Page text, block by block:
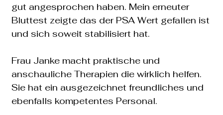
gut angesprochen haben. Mein erneuter
Bluttest zeigte das der PSA Wert gefallen ist
und sich soweit stabilisiert hat.
Frau Janke macht praktische und
anschauliche Therapien die wirklich helfen.
Sie hat ein ausgezeichnet freundliches und
ebenfalls kompetentes Personal.